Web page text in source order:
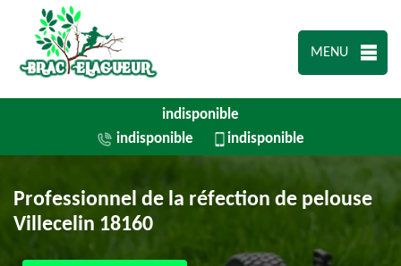
MENU
indisponible
indisponible
indisponible
Professionnel de la réfection de pelouse
Villecelin 18160